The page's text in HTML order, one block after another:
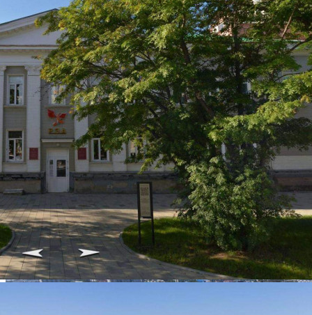
Коммунистический проспект, д.31
Расположено
Этаж
Предлагается
Продажа
Желаемый / подходящий вид деятельности
Не указано
Назначение
Не указано
Размер площади (м2)
1440.9
Цена за помещение
108 601 667 руб.
О помещении